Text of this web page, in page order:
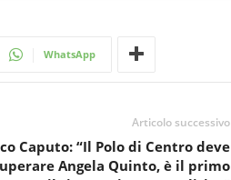
WhatsApp
Articolo successivo
Caputo: “Il Polo di Centro deve
Angela Quinto, è il primo